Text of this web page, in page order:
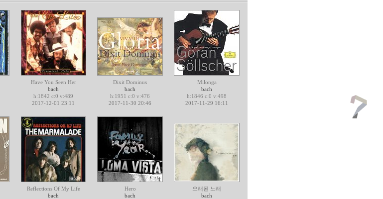
Have You Seen Her
bach
h:1842 c:0 v:489
2017-12-01 23:11
Dixit Dominus
bach
h:1951 c:0 v:476
2017-11-30 20:46
Milonga
bach
h:1846 c:0 v:498
2017-11-29 16:11
Reflections Of My Life
bach
Hero
bach
오래된 노래
bach